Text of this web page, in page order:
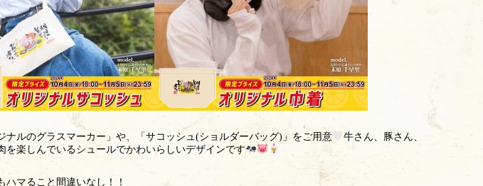
ルのグラスマーカー」や、「サコッシュ(ショルダーバッグ)」をご用意
牛さん、豚さん、
楽しんでいるシュールでかわいらしいデザインです
マること間違いなし！！